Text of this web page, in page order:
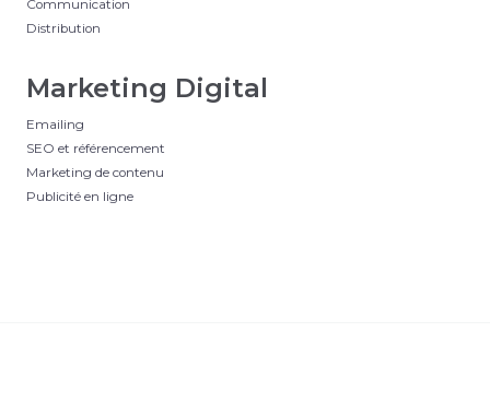
Communication
Distribution
Marketing Digital
Emailing
SEO et référencement
Marketing de contenu
Publicité en ligne